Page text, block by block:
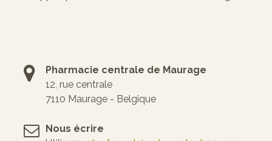
Pharmacie centrale de Maurage
12, rue centrale
7110 Maurage - Belgique
Nous écrire